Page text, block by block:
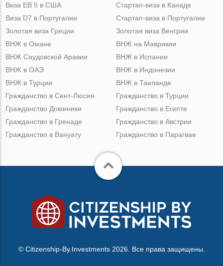
Виза ЕВ 5 в США
Виза D7 в Португалии
Золотая виза Греции
Стартап-виза в Канаде
Стартап-виза в Португалии
Золотая виза Венгрии
ВНЖ в Омане
ВНЖ Саудовской Аравии
ВНЖ в ОАЭ
ВНЖ в Турции
ВНЖ на Маврикии
ВНЖ в Испании
ВНЖ в Индонезии
ВНЖ в Таиланде
Гражданство в Сент-Люсия
Гражданство Доминики
Гражданство в Гренаде
Гражданство в Вануату
Гражданство в Турции
Гражданство в Египте
Гражданство в Австрии
Гражданство в Парагвае
© Citizenship-By.Investments 2026. Все права защищены.